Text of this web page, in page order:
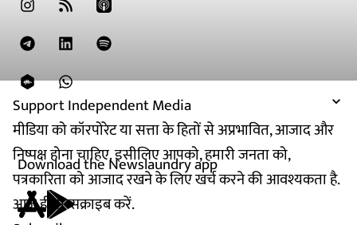
Support Independent Media
मीडिया को कॉरपोरेट या सत्ता के हितों से अप्रभावित, आजाद और
निष्पक्ष होना चाहिए. इसीलिए आपको, हमारी जनता को,
पत्रकारिता को आजाद रखने के लिए खर्च करने की आवश्यकता है.
आज ही सब्सक्राइब करें.
Download the Newslaundry app